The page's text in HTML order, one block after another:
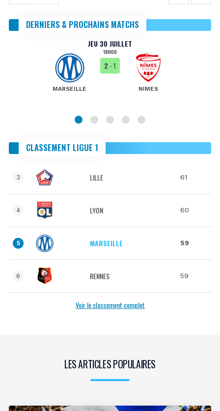
DERNIERS & PROCHAINS MATCHS
JEU 30 JUILLET
18H00
MARSEILLE
2 - 1
NIMES
CLASSEMENT LIGUE 1
3 LILLE 61
4 LYON 60
5 MARSEILLE 59
6 RENNES 59
Voir le classement complet
LES ARTICLES POPULAIRES